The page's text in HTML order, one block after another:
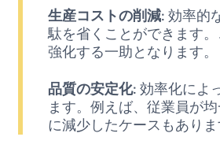
生産コストの削減: 効率的
駄を省くことができます
強化する一助となります。
品質の安定化: 効率化によ
ます。例えば、従業員が
に減少したケースもありま